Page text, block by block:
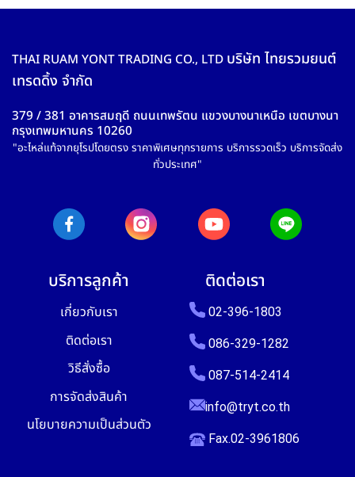
THAI RUAM YONT TRADING CO., LTD บริษัท ไทยรวมยนต์
เทรดดิ้ง จำกัด
379 / 381 อาคารสมฤดี ถนนเทพรัตน แขวงบางนาเหนือ เขตบางนา
กรุงเทพมหานคร 10260
"อะไหล่แท้จากยุโรปโดยตรง ราคาพิเศษทุกรายการ บริการรวดเร็ว บริการจัดส่ง
ทั่วประเทศ"
บริการลูกค้า
เกี่ยวกับเรา
ติดต่อเรา
วิธีสั่งซื้อ
การจัดส่งสินค้า
นโยบายความเป็นส่วนตัว
ติดต่อเรา
02-396-1803
086-329-1282
087-514-2414
info@tryt.co.th
Fax.02-3961806